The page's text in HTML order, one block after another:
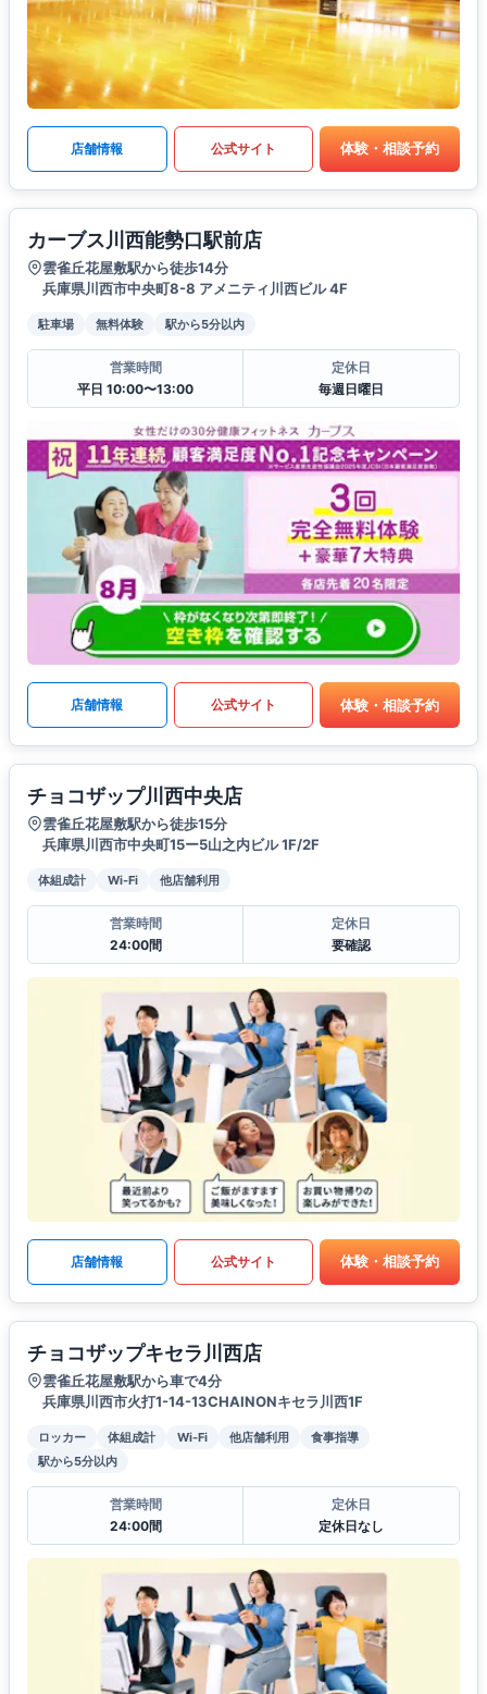
店舗情報 公式サイト 体験・相談予約
カーブス川西能勢口駅前店
雲雀丘花屋敷駅から徒歩14分
兵庫県川西市中央町8-8 アメニティ川西ビル 4F
駐車場 無料体験 駅から5分以内
営業時間
平日 10:00〜13:00
定休日
毎週日曜日
店舗情報 公式サイト 体験・相談予約
チョコザップ川西中央店
雲雀丘花屋敷駅から徒歩15分
兵庫県川西市中央町15ー5山之内ビル 1F/2F
体組成計 Wi-Fi 他店舗利用
営業時間
24:00間
定休日
要確認
店舗情報 公式サイト 体験・相談予約
チョコザップキセラ川西店
雲雀丘花屋敷駅から車で4分
兵庫県川西市火打1-14-13CHAINONキセラ川西1F
ロッカー 体組成計 Wi-Fi 他店舗利用
食事指導
駅から5分以内
営業時間
24:00間
定休日
定休日なし